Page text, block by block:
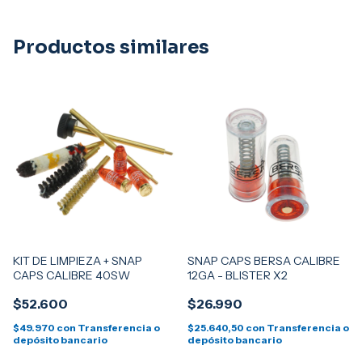
Productos similares
KIT DE LIMPIEZA + SNAP
CAPS CALIBRE 40SW
$52.600
$49.970 con Transferencia o
depósito bancario
SNAP CAPS BERSA CALIBRE
12GA - BLISTER X2
$26.990
$25.640,50 con Transferencia o
depósito bancario